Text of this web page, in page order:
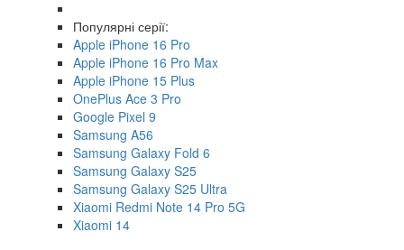
Популярні серії:
Apple iPhone 16 Pro
Apple iPhone 16 Pro Max
Apple iPhone 15 Plus
OnePlus Ace 3 Pro
Google Pixel 9
Samsung A56
Samsung Galaxy Fold 6
Samsung Galaxy S25
Samsung Galaxy S25 Ultra
Xiaomi Redmi Note 14 Pro 5G
Xiaomi 14